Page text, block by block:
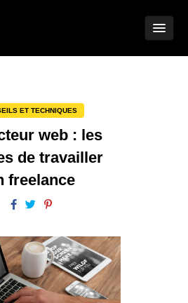
ET TECHNIQUES
web : les
de travailler
freelance